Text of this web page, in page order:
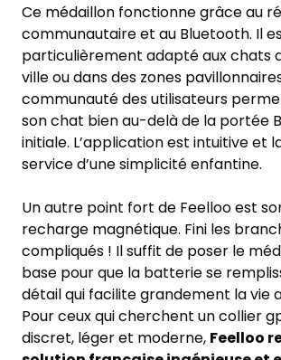
Ce médaillon fonctionne grâce au
communautaire et au Bluetooth. Il
particulièrement adapté aux chats
ville ou dans des zones
communauté des utilisateurs
son chat bien au-delà de la portée
initiale. L’application est intuitive et
service d’une simplicité enfantine.
Un autre point fort de Feelloo est
recharge magnétique. Fini les
compliqués ! Il suffit de poser le
base pour que la batterie se
détail qui facilite grandement la vie
Pour ceux qui cherchent un collier
discret, léger et moderne, Feelloo